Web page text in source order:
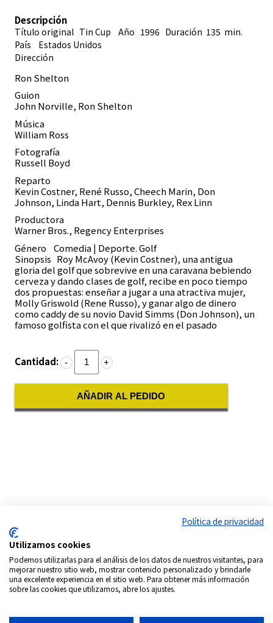
Descripción
Título original Tin Cup Año 1996 Duración 135 min.
País
Estados Unidos
Dirección
Ron Shelton
Guion
John Norville, Ron Shelton
Música
William Ross
Fotografía
Russell Boyd
Reparto
Kevin Costner, René Russo, Cheech Marin, Don
Johnson, Linda Hart, Dennis Burkley, Rex Linn
Productora
Warner Bros., Regency Enterprises
Género Comedia | Deporte. Golf
Sinopsis Roy McAvoy (Kevin Costner), una antigua
gloria del golf que sobrevive en una caravana bebiendo
cerveza y dando clases de golf, recibe en poco tiempo
dos propuestas: enseñar a jugar a una atractiva mujer,
Molly Griswold (Rene Russo), y ganar algo de dinero
como caddy de su novio David Simms (Don Johnson), un
famoso golfista con el que rivalizó en el pasado
Cantidad: - +
AÑADIR AL PEDIDO
Política de privacidad
Utilizamos cookies
Podemos utilizarlas para el análisis de los datos de nuestros visitantes, para
mejorar nuestro sitio web, mostrar contenido personalizado y brindarle
una excelente experiencia en el sitio web. Para obtener más información
sobre las cookies que utilizamos, abre los ajustes.